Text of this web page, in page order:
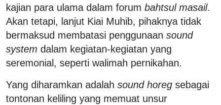
kajian para ulama dalam forum bahtsul masail.
Akan tetapi, lanjut Kiai Muhib, pihaknya tidak
bermaksud membatasi penggunaan sound
system dalam kegiatan-kegiatan yang
seremonial, seperti walimah pernikahan.
Yang diharamkan adalah sound horeg sebagai
tontonan keliling yang memuat unsur